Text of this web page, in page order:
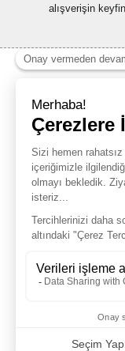
alışverişin